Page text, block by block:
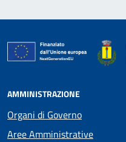
AMMINISTRAZIONE
Organi di Governo
Aree Amministrative